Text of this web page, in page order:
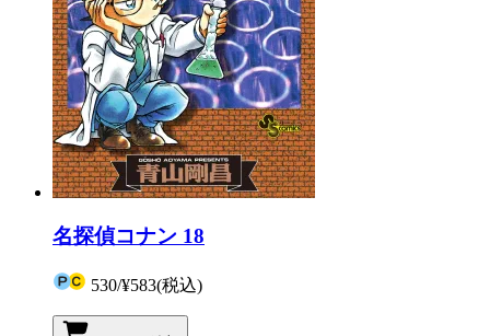
名探偵コナン 18
530/¥583(税込)